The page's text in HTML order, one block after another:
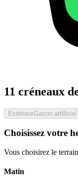
11 créneaux
ExtérieurGazon artificiel
Choisissez votre
Vous choisirez le
Matin